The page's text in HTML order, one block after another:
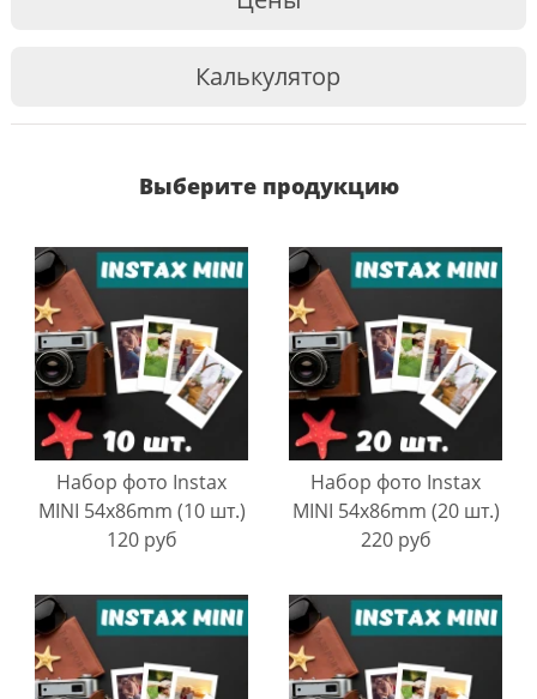
Калькулятор
Выберите продукцию
Набор фото Instax
MINI 54х86mm (10 шт.)
120 руб
Набор фото Instax
MINI 54х86mm (20 шт.)
220 руб